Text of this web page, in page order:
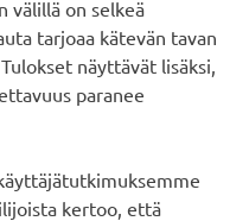
välillä on selkeä
tarjoaa kätevän tavan
näyttävät lisäksi,
paranee
kertoo, että